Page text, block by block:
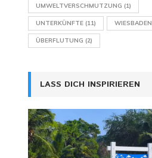
UMWELTVERSCHMUTZUNG (1)
UNTERKÜNFTE (11) WIESBADEN
ÜBERFLUTUNG (2)
LASS DICH INSPIRIEREN